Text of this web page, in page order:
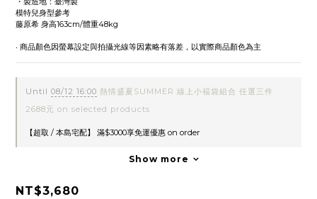
模特兒身型參考
藤原希 身高163cm/體重48kg
‧ 商品顏色因螢幕設定與拍攝光線等因素略有落差，以實際商品顏色為主
Until 08/12 16:00 熱情盛夏SUMMER 線上小褔袋組合 任選三件
2688元 on selected products
【超取 / 本島宅配】 滿$3000享免運優惠 on order
Show more
NT$3,680